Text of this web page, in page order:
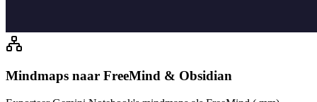
Mindmaps naar FreeMind & Obsidian